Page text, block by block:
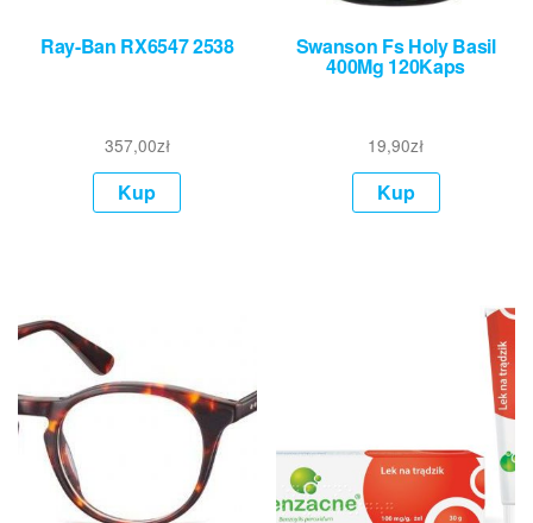
Ray-Ban RX6547 2538
357,00zł
Kup
Swanson Fs Holy Basil
400Mg 120Kaps
19,90zł
Kup